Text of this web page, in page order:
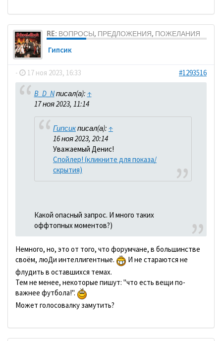
RE: ВОПРОСЫ, ПРЕДЛОЖЕНИЯ, ПОЖЕЛАНИЯ
Гипсик
- 17 ноя 2023, 16:33 #1293516
B_D_Nписал(а): ↑
17 ноя 2023, 11:14
Гипсикписал(а): ↑
16 ноя 2023, 20:14
Уважаемый Денис!
Спойлер! (кликните для показа/
скрытия)
Какой опасный запрос. И много таких
оффтопных моментов?)
Немного, но, это от того, что форумчане, в большинстве
своём, люДи интеллигентные.
И не стараются не
флудить в оставшихся темах.
Тем не менее, некоторые пишут: "что есть вещи по-
важнее футбола!".
Может голосовалку замутить?